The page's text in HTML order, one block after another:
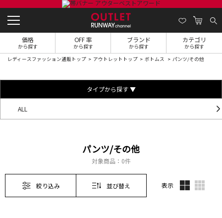
価格
から探す
OFF 率
から探す
ブランド
から探す
カテゴリ
から探す
レディースファッション通販トップ アウトレットトップ ボトムス パンツ/その他
タイプから探す ▼
ALL
パンツ/その他
対象商品： 0件
絞り込み 並び替え 表示